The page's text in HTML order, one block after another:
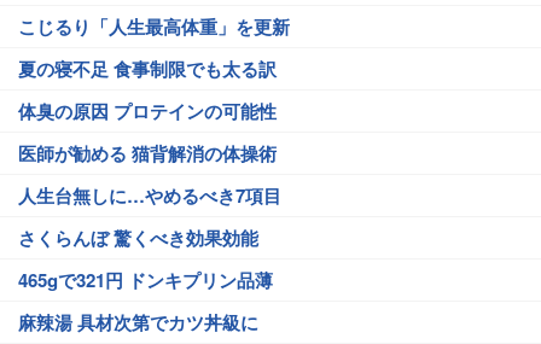
こじるり「人生最高体重」を更新
夏の寝不足 食事制限でも太る訳
体臭の原因 プロテインの可能性
医師が勧める 猫背解消の体操術
人生台無しに…やめるべき7項目
さくらんぼ 驚くべき効果効能
465gで321円 ドンキプリン品薄
麻辣湯 具材次第でカツ丼級に